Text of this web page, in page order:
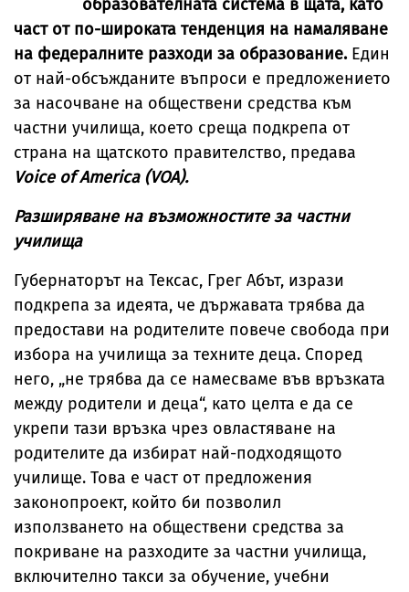
образователната система в щата, като
част от по-широката тенденция на намаляване
на федералните разходи за образование. Един
от най-обсъжданите въпроси е предложението
за насочване на обществени средства към
частни училища, което среща подкрепа от
страна на щатското правителство, предава
Voice of America (VOA).
Разширяване на възможностите за частни
училища
Губернаторът на Тексас, Грег Абът, изрази
подкрепа за идеята, че държавата трябва да
предостави на родителите повече свобода при
избора на училища за техните деца. Според
него, „не трябва да се намесваме във връзката
между родители и деца“, като целта е да се
укрепи тази връзка чрез овластяване на
родителите да избират най-подходящото
училище. Това е част от предложения
законопроект, който би позволил
използването на обществени средства за
покриване на разходите за частни училища,
включително такси за обучение, учебни